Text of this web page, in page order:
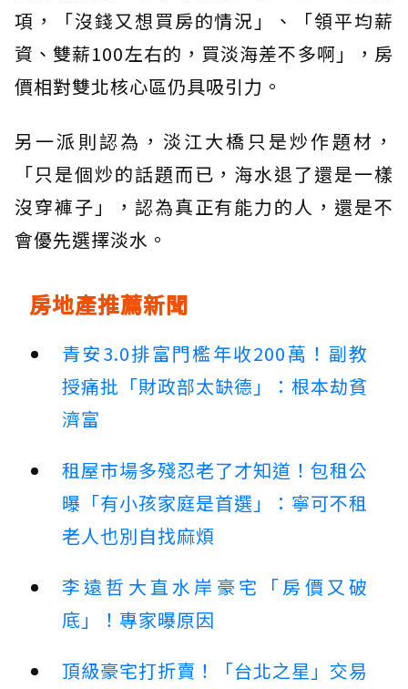
項，「沒錢又想買房的情況」、「領平均薪
資、雙薪100左右的，買淡海差不多啊」，房
價相對雙北核心區仍具吸引力。
另一派則認為，淡江大橋只是炒作題材，
「只是個炒的話題而已，海水退了還是一樣
沒穿褲子」，認為真正有能力的人，還是不
會優先選擇淡水。
房地產推薦新聞
青安3.0排富門檻年收200萬！副教
授痛批「財政部太缺德」：根本劫貧
濟富
租屋市場多殘忍老了才知道！包租公
曝「有小孩家庭是首選」：寧可不租
老人也別自找麻煩
李遠哲大直水岸豪宅「房價又破
底」！專家曝原因
頂級豪宅打折賣！「台北之星」交易